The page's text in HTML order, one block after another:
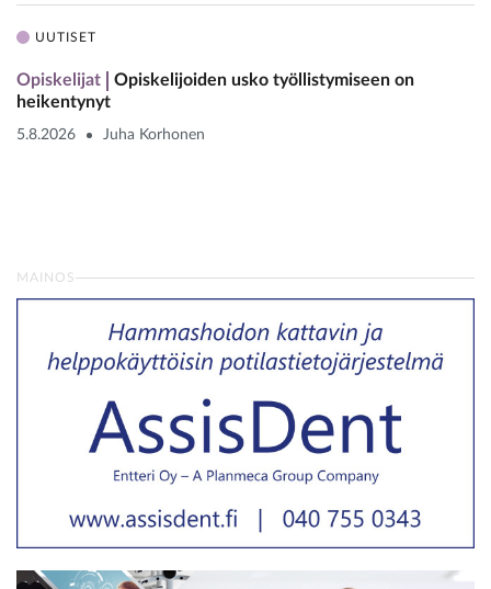
UUTISET
Opiskelijat
Opiskelijoiden usko työllistymiseen on
heikentynyt
5.8.2026 Juha Korhonen
MAINOS